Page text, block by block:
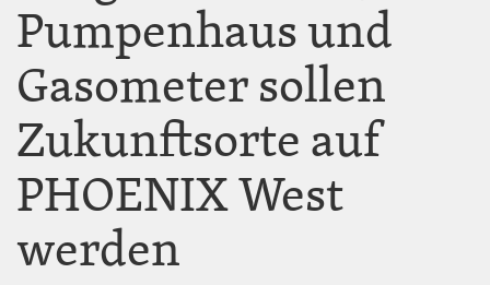
Pumpenhaus und
Gasometer sollen
Zukunftsorte auf
PHOENIX West
werden